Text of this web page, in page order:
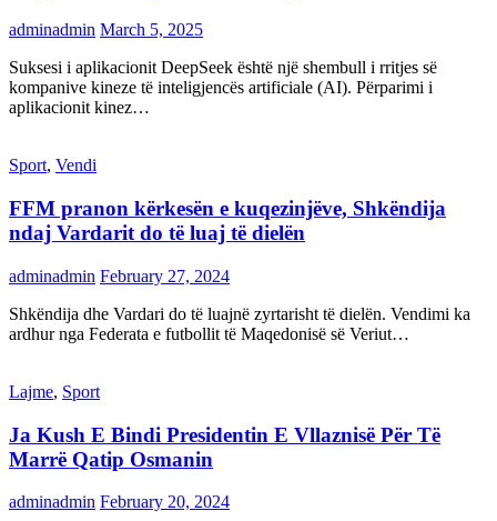
adminadmin March 5, 2025
Suksesi i aplikacionit DeepSeek është një shembull i rritjes së
kompanive kineze të inteligjencës artificiale (AI). Përparimi i
aplikacionit kinez…
Sport, Vendi
FFM pranon kërkesën e kuqezinjëve, Shkëndija
ndaj Vardarit do të luaj të dielën
adminadmin February 27, 2024
Shkëndija dhe Vardari do të luajnë zyrtarisht të dielën. Vendimi ka
ardhur nga Federata e futbollit të Maqedonisë së Veriut…
Lajme, Sport
Ja Kush E Bindi Presidentin E Vllaznisë Për Të
Marrë Qatip Osmanin
adminadmin February 20, 2024